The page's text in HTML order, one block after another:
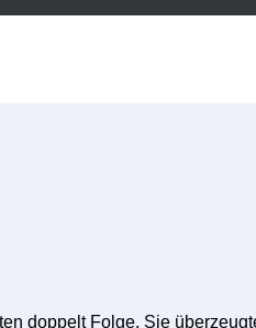
doppelt Folge. Sie